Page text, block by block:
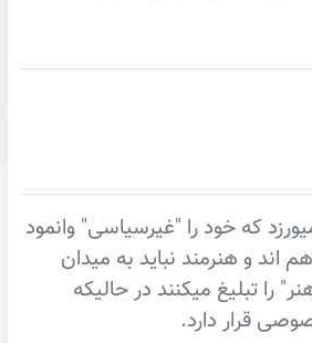
که خود را "غیرسیاسی" وانمود
و هنرمند نباید به میدان
را تبلیغ میکنند در حالیکه
قرار دارد.